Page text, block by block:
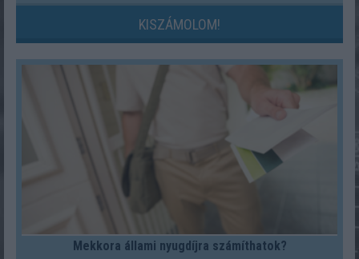
KISZÁMOLOM!
Mekkora állami nyugdíjra számíthatok?